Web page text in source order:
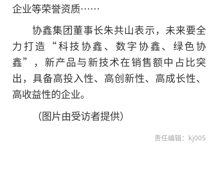
企业等荣誉资质……
协鑫集团董事长朱共山表示，未来要全
力打造“科技协鑫、数字协鑫、绿色协
鑫”，新产品与新技术在销售额中占比突
出，具备高投入性、高创新性、高成长性、
高收益性的企业。
（图片由受访者提供）
责任编辑：kj005